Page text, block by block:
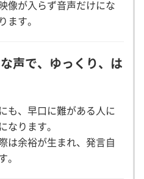
像が入らず音声だけにな
ます。
声で、ゆっくり、は
も、早口に難がある人に
なります。
は余裕が生まれ、発言自
。